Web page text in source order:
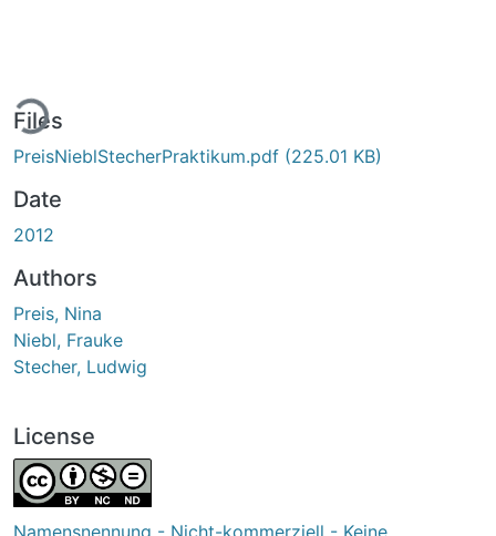
Files
PreisNieblStecherPraktikum.pdf (225.01 KB)
Date
2012
Authors
Preis, Nina
Niebl, Frauke
Stecher, Ludwig
License
Namensnennung - Nicht-kommerziell - Keine